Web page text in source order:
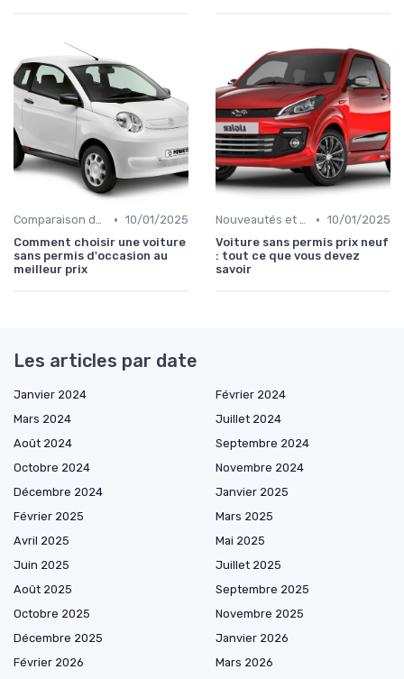
Comparaison des Modèles • 10/01/2025
Comment choisir une voiture
sans permis d'occasion au
meilleur prix
Nouveautés et Tendances • 10/01/2025
Voiture sans permis prix neuf
: tout ce que vous devez
savoir
Les articles par date
Janvier 2024
Février 2024
Mars 2024
Juillet 2024
Août 2024
Septembre 2024
Octobre 2024
Novembre 2024
Décembre 2024
Janvier 2025
Février 2025
Mars 2025
Avril 2025
Mai 2025
Juin 2025
Juillet 2025
Août 2025
Septembre 2025
Octobre 2025
Novembre 2025
Décembre 2025
Janvier 2026
Février 2026
Mars 2026